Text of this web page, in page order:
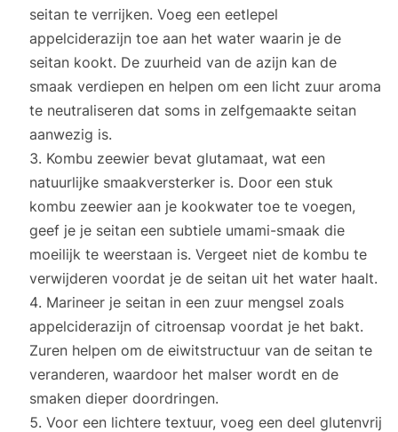
seitan te verrijken. Voeg een eetlepel
appelciderazijn toe aan het water waarin je de
seitan kookt. De zuurheid van de azijn kan de
smaak verdiepen en helpen om een licht zuur aroma
te neutraliseren dat soms in zelfgemaakte seitan
aanwezig is.
Kombu zeewier bevat glutamaat, wat een
natuurlijke smaakversterker is. Door een stuk
kombu zeewier aan je kookwater toe te voegen,
geef je je seitan een subtiele umami-smaak die
moeilijk te weerstaan is. Vergeet niet de kombu te
verwijderen voordat je de seitan uit het water haalt.
Marineer je seitan in een zuur mengsel zoals
appelciderazijn of citroensap voordat je het bakt.
Zuren helpen om de eiwitstructuur van de seitan te
veranderen, waardoor het malser wordt en de
smaken dieper doordringen.
Voor een lichtere textuur, voeg een deel glutenvrij